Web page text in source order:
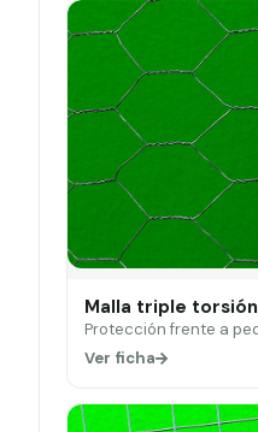
Malla triple torsión
Protección frente a
Ver ficha